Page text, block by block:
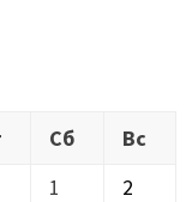
Сб
Вс
1
2